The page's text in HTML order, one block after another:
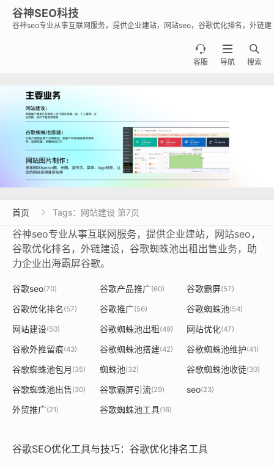
谷神SEO科技
谷神seo专业从事互联网服务，提供企业建站，网站seo，谷歌优化排名，外链建

搜索

导航

客服
首页  Tags：网站建设 第7页
谷神seo专业从事互联网服务，提供企业建站，网站seo，
谷歌优化排名，外链建设，谷歌蜘蛛池出租出售业务，助
力企业出海霸屏谷歌。
谷歌seo(70) 谷歌产品推广(60) 谷歌霸屏(57)
谷歌优化排名 (57) 谷歌推广(56) 谷歌蜘蛛池(54)
网站建设(50) 谷歌蜘蛛池出租(49) 网站优化(47)
谷歌外推留痕(43) 谷歌蜘蛛池搭建(42) 谷歌蜘蛛池维护(41)
谷歌蜘蛛池包月 (35) 蜘蛛池(32) 谷歌蜘蛛池收徒(30)
谷歌蜘蛛池出售(30) 谷歌霸屏引流(29) seo(23)
外贸推广(21) 谷歌蜘蛛池工具(16)
谷歌SEO优化工具与技巧：谷歌优化排名工具